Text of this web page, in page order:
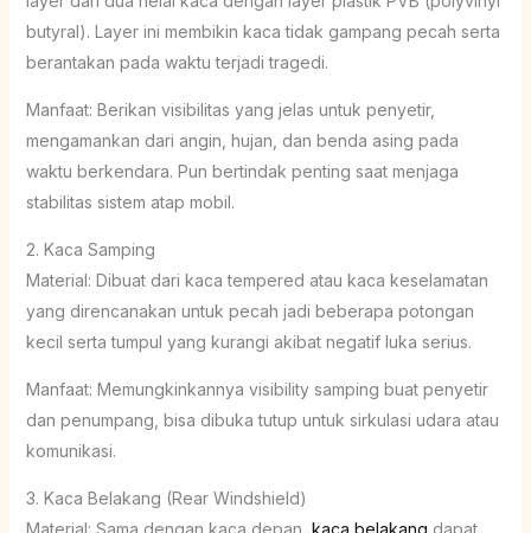
butyral). Layer ini membikin kaca tidak gampang pecah serta
berantakan pada waktu terjadi tragedi.
Manfaat: Berikan visibilitas yang jelas untuk penyetir,
mengamankan dari angin, hujan, dan benda asing pada
waktu berkendara. Pun bertindak penting saat menjaga
stabilitas sistem atap mobil.
2. Kaca Samping
Material: Dibuat dari kaca tempered atau kaca keselamatan
yang direncanakan untuk pecah jadi beberapa potongan
kecil serta tumpul yang kurangi akibat negatif luka serius.
Manfaat: Memungkinkannya visibility samping buat penyetir
dan penumpang, bisa dibuka tutup untuk sirkulasi udara atau
komunikasi.
3. Kaca Belakang (Rear Windshield)
Material: Sama dengan kaca depan, kaca belakang dapat